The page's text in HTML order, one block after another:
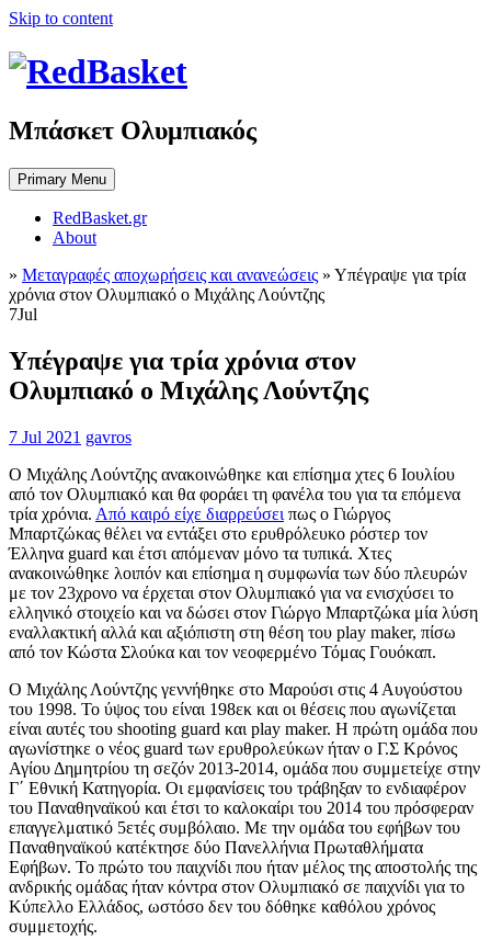
Skip to content
Μπάσκετ Ολυμπιακός
Primary Menu
RedBasket.gr
About
» Μεταγραφές αποχωρήσεις και ανανεώσεις » Υπέγραψε για τρία
χρόνια στον Ολυμπιακό ο Μιχάλης Λούντζης
7Jul
Υπέγραψε για τρία χρόνια στον
Ολυμπιακό ο Μιχάλης Λούντζης
7 Jul 2021 gavros
Ο Μιχάλης Λούντζης ανακοινώθηκε και επίσημα χτες 6 Ιουλίου
από τον Ολυμπιακό και θα φοράει τη φανέλα του για τα επόμενα
τρία χρόνια. Από καιρό είχε διαρρεύσει πως ο Γιώργος
Μπαρτζώκας θέλει να εντάξει στο ερυθρόλευκο ρόστερ τον
Έλληνα guard και έτσι απόμεναν μόνο τα τυπικά. Χτες
ανακοινώθηκε λοιπόν και επίσημα η συμφωνία των δύο πλευρών
με τον 23χρονο να έρχεται στον Ολυμπιακό για να ενισχύσει το
ελληνικό στοιχείο και να δώσει στον Γιώργο Μπαρτζώκα μία λύση
εναλλακτική αλλά και αξιόπιστη στη θέση του play maker, πίσω
από τον Κώστα Σλούκα και τον νεοφερμένο Τόμας Γουόκαπ.
Ο Μιχάλης Λούντζης γεννήθηκε στο Μαρούσι στις 4 Αυγούστου
του 1998. Το ύψος του είναι 198εκ και οι θέσεις που αγωνίζεται
είναι αυτές του shooting guard και play maker. Η πρώτη ομάδα που
αγωνίστηκε ο νέος guard των ερυθρολεύκων ήταν ο Γ.Σ Κρόνος
Αγίου Δημητρίου τη σεζόν 2013-2014, ομάδα που συμμετείχε στην
Γ΄ Εθνική Κατηγορία. Οι εμφανίσεις του τράβηξαν το ενδιαφέρον
του Παναθηναϊκού και έτσι το καλοκαίρι του 2014 του πρόσφεραν
επαγγελματικό 5ετές συμβόλαιο. Με την ομάδα του εφήβων του
Παναθηναϊκού κατέκτησε δύο Πανελλήνια Πρωταθλήματα
Εφήβων. Το πρώτο του παιχνίδι που ήταν μέλος της αποστολής της
ανδρικής ομάδας ήταν κόντρα στον Ολυμπιακό σε παιχνίδι για το
Κύπελλο Ελλάδος, ωστόσο δεν του δόθηκε καθόλου χρόνος
συμμετοχής.